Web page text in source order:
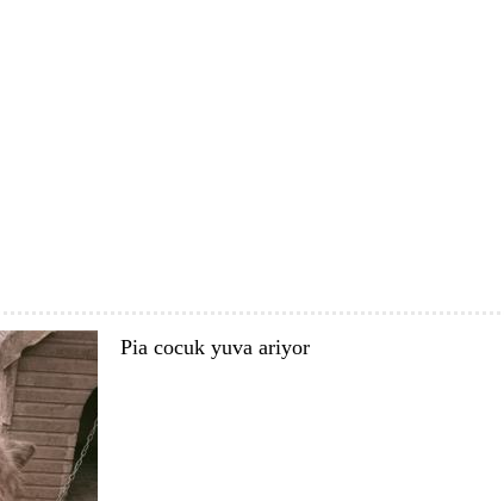
Pia cocuk yuva ariyor